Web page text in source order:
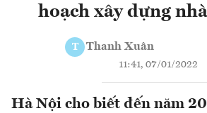
hoạch xây dựng
T Thanh Xuân
11:41, 07/01/2022
Hà Nội cho biết đến năm